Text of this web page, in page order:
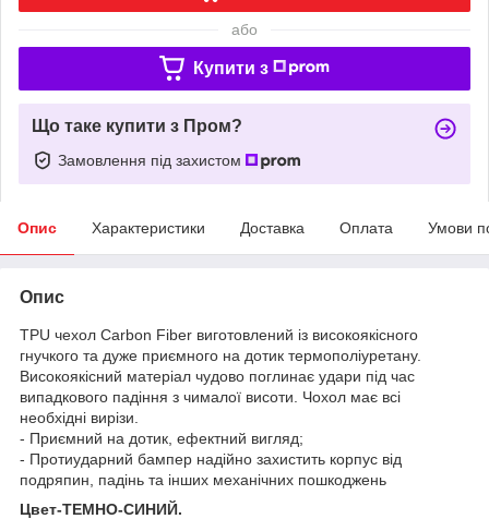
або
Купити з
Що таке купити з Пром?
Замовлення під захистом
Опис Характеристики Доставка Оплата Умови
Опис
TPU чехол Carbon Fiber виготовлений із високоякісного
гнучкого та дуже приємного на дотик термополіуретану.
Високоякісний матеріал чудово поглинає удари під час
випадкового падіння з чималої висоти. Чохол має всі
необхідні вирізи.
- Приємний на дотик, ефектний вигляд;
- Протиударний бампер надійно захистить корпус від
подряпин, падінь та інших механічних пошкоджень
Цвет-ТЕМНО-СИНИЙ.